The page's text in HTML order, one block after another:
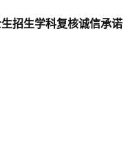
招生学科复核诚信承诺